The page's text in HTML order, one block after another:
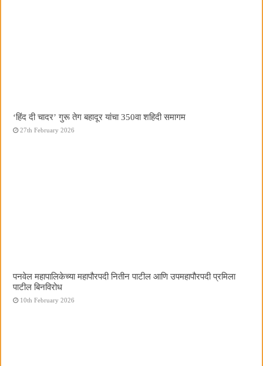
‘हिंद दी चादर’ गुरू तेग बहादूर यांचा 350वा शहिदी समागम
27th February 2026
पनवेल महापालिकेच्या महापौरपदी नितीन पाटील आणि उपमहापौरपदी प्रमिला
पाटील बिनविरोध
10th February 2026